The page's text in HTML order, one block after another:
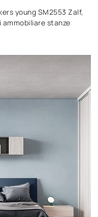
young SM2553 Zalf,
stanze